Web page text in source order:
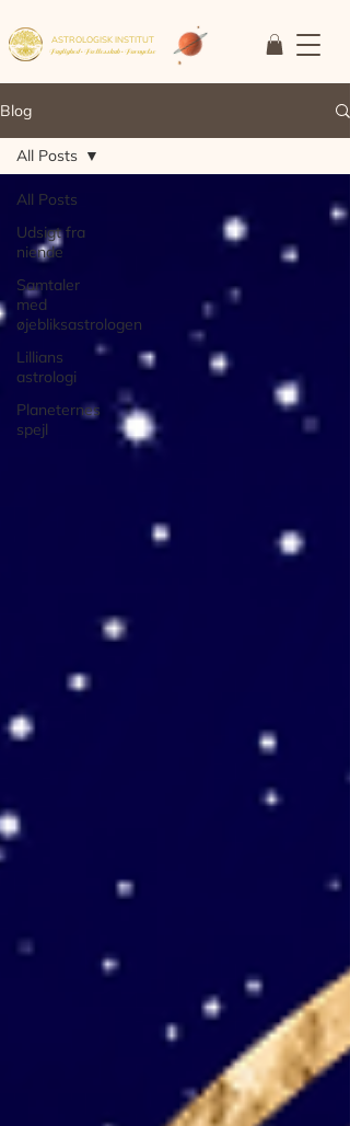
ASTROLOGISK INSTITUT
Faglighed • Fællesskab• Fornyelse
Blog
All Posts
Udsigt fra
niende
Samtaler
med
øjebliksastrologen
Lillians
astrologi
Planeternes
spejl
All Posts